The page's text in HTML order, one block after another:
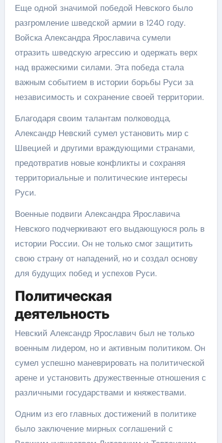
Еще одной значимой победой Невского было
разгромление шведской армии в 1240 году.
Войска Александра Ярославича сумели
отразить шведскую агрессию и одержать верх
над вражескими силами. Эта победа стала
важным событием в истории борьбы Руси за
независимость и сохранение своей территории.
Благодаря своим талантам полководца,
Александр Невский сумел установить мир с
Швецией и другими враждующими странами,
предотвратив новые конфликты и сохраняя
территориальные и политические интересы
Руси.
Военные подвиги Александра Ярославича
Невского подчеркивают его выдающуюся роль в
истории России. Он не только смог защитить
свою страну от нападений, но и создал основу
для будущих побед и успехов Руси.
Политическая
деятельность
Невский Александр Ярославич был не только
военным лидером, но и активным политиком. Он
сумел успешно маневрировать на политической
арене и установить дружественные отношения с
различными государствами и княжествами.
Одним из его главных достижений в политике
было заключение мирных соглашений с